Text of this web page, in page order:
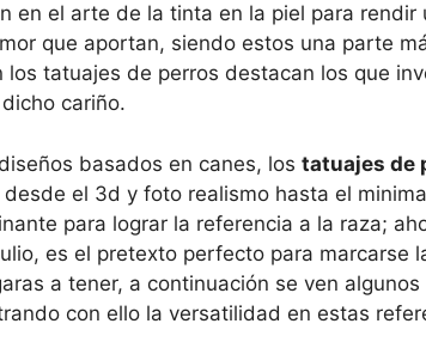
en el arte de la tinta en la piel para rendir
que aportan, siendo estos una parte
tatuajes de perros destacan los que
cariño.
basados en canes, los tatuajes de
el 3d y foto realismo hasta el
para lograr la referencia a la raza;
es el pretexto perfecto para marcarse
a tener, a continuación se ven
con ello la versatilidad en estas